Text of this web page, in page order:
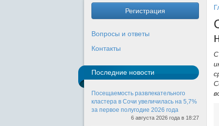
Регистрация
Вопросы и ответы
Контакты
Последние новости
Посещаемость развлекательного
кластера в Сочи увеличилась на 5,7%
за первое полугодие 2026 года
6 августа 2026 года в 18:27
С